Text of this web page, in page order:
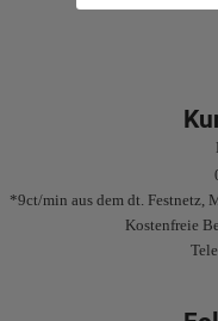
*9ct/min aus dem dt. Festnetz,
Kostenfreie